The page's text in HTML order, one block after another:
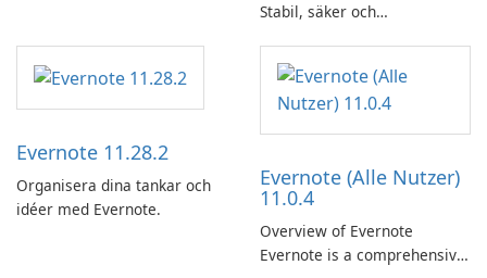
Stabil, säker och
Evernote 11.28.2
Organisera dina tankar och
idéer med Evernote.
Evernote (Alle Nutzer)
11.0.4
Overview of Evernote
Evernote is a comprehensive